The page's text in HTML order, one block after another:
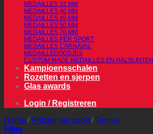
MEDAILLES 32 MM
MEDAILLES 40 MM
MEDAILLES 45 MM
MEDAILLES 50 MM
MEDAILLES 70 MM
MEDAILLES PER SPORT
MEDAILLES CARNAVAL
MEDAILLEDOOSJES
CUSTOM MADE MEDAILLES EN HALSLINTEN
Kampioensschalen
Rozetten en sjerpen
Glas awards
Login / Registreren
Home / Prijzen per sport / Tennis
Filter